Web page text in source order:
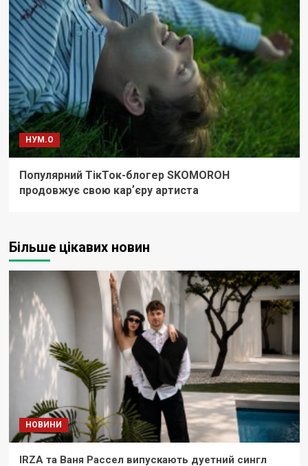
НУМ.О
Популярний ТікТок-блогер SKOMOROH
продовжує свою карʼєру артиста
Більше цікавих новин
НОВИНИ
IRZA та Ваня Рассел випускають дуетний сингл